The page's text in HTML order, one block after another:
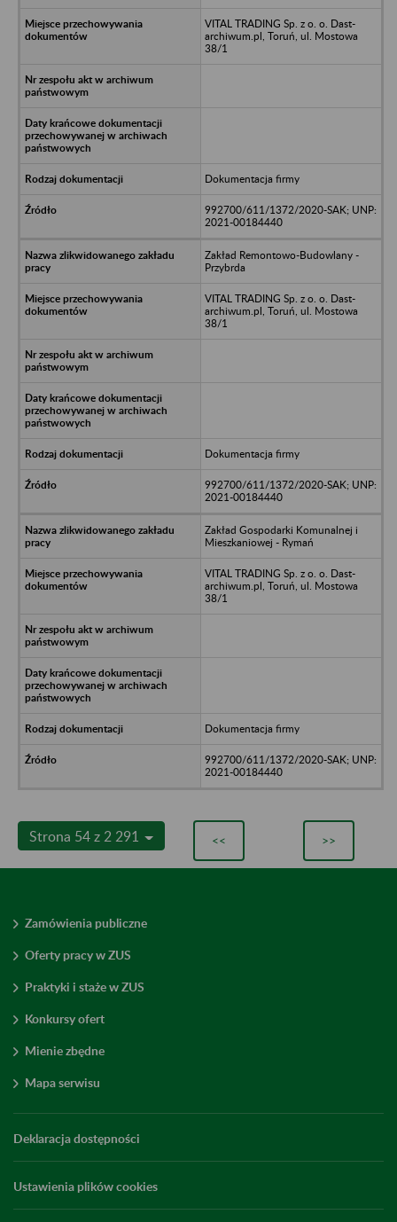
VITAL TRADING Sp. z o. o. Dast-
archiwum.pl, Toruń, ul. Mostowa
38/1
Dokumentacja firmy
992700/611/1372/2020-SAK; UNP:
2021-00184440
Zakład Remontowo-Budowlany -
Przybrda
VITAL TRADING Sp. z o. o. Dast-
archiwum.pl, Toruń, ul. Mostowa
38/1
Dokumentacja firmy
992700/611/1372/2020-SAK; UNP:
2021-00184440
Zakład Gospodarki Komunalnej i
Mieszkaniowej - Rymań
VITAL TRADING Sp. z o. o. Dast-
archiwum.pl, Toruń, ul. Mostowa
38/1
Dokumentacja firmy
992700/611/1372/2020-SAK; UNP:
2021-00184440
Strona 54 z 2 291 << >>
Zamówienia publiczne
Oferty pracy w ZUS
Praktyki i staże w ZUS
Konkursy ofert
Mienie zbędne
Mapa serwisu
Deklaracja dostępności
Ustawienia plików cookies